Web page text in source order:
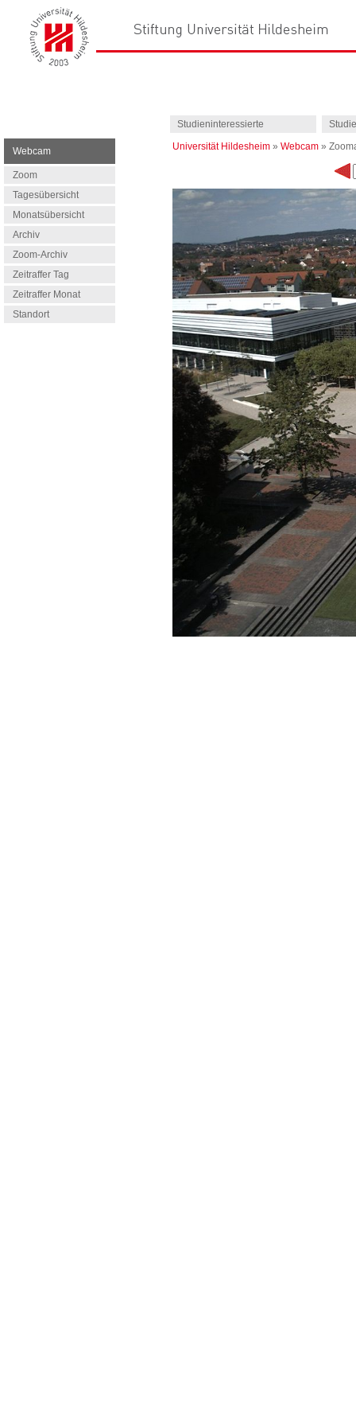
Studieninteressierte
Webcam
Zoom
Tagesübersicht
Monatsübersicht
Archiv
Zoom-Archiv
Zeitraffer Tag
Zeitraffer Monat
Standort
Universität Hildesheim » Webcam »